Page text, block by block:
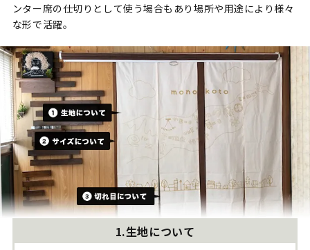
ンター席の仕切りとして使う場合もあり場所や用途により様々
な形で活躍。
生地について